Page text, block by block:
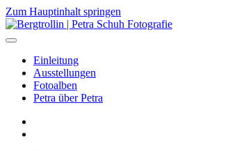
Zum Hauptinhalt springen
Einleitung
Ausstellungen
Fotoalben
Petra über Petra